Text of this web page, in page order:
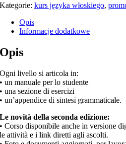
Kategorie:kurs języka włoskiego,
Opis
Informacje dodatkowe
Opis
Ogni livello si articola in:
• un manuale per lo studente
• una sezione di esercizi
• un’appendice di sintesi grammaticale.
Le novità della seconda edizione:
• Corso disponibile anche in versione
le attività e i link diretti agli ascolti.